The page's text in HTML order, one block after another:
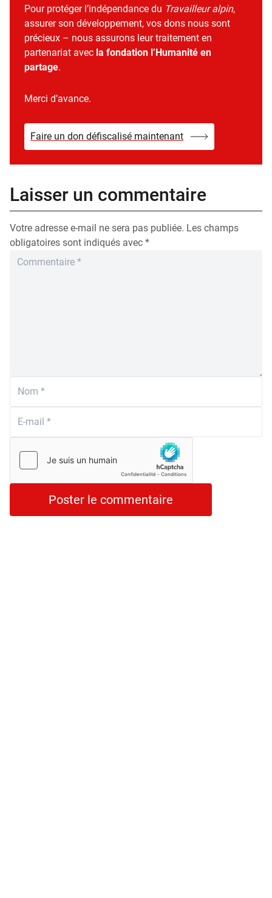
Pour protéger l’indépendance du Travailleur alpin,
assurer son développement, vos dons nous sont
précieux – nous assurons leur traitement en
partenariat avec la fondation l’Humanité en
partage.
Merci d’avance.
Faire un don défiscalisé maintenant
Laisser un commentaire
Votre adresse e-mail ne sera pas publiée. Les champs
obligatoires sont indiqués avec *